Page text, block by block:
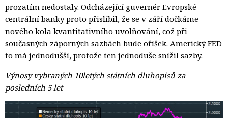
prozatím nedostaly. Odcházející guvernér Evropské
centrální banky proto přislíbil, že se v září dočkáme
nového kola kvantitativního uvolňování, což při
současných záporných sazbách bude oříšek. Americký FED
to má jednodušší, protože ten jednoduše snížil sazby.
Výnosy vybraných 10letých státních dluhopisů za
posledních 5 let